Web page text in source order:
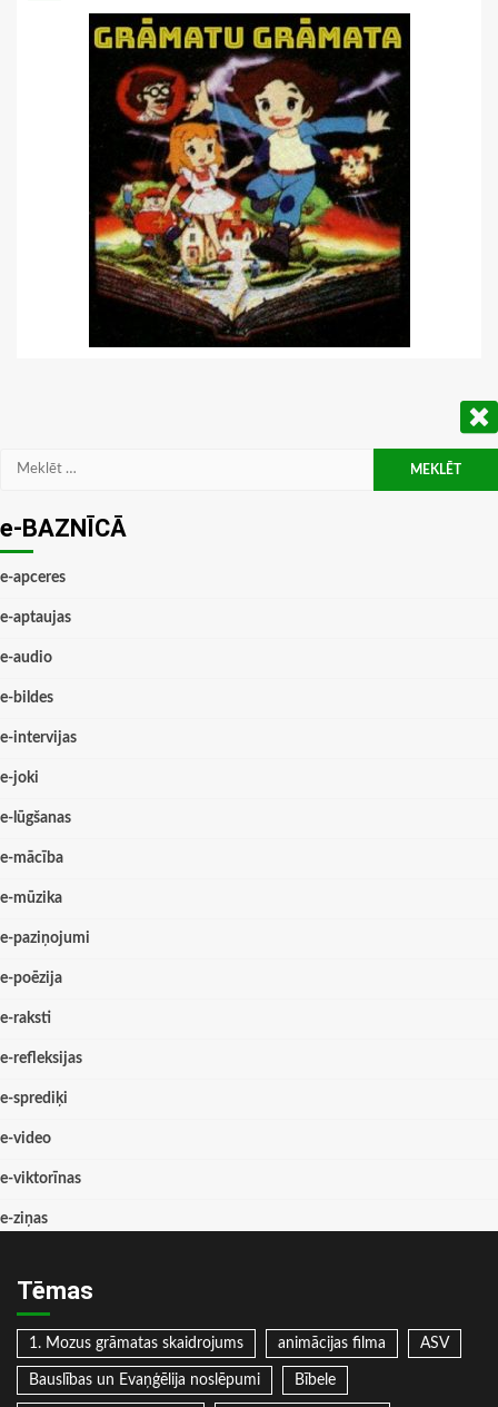
Meklēt:
e-BAZNĪCĀ
e-apceres
e-aptaujas
e-audio
e-bildes
e-intervijas
e-joki
e-lūgšanas
e-mācība
e-mūzika
e-paziņojumi
e-poēzija
e-raksti
e-refleksijas
e-sprediķi
e-video
e-viktorīnas
e-ziņas
Tēmas
1. Mozus grāmatas skaidrojums animācijas filma ASV
Bauslības un Evaņģēlija noslēpumi Bībele